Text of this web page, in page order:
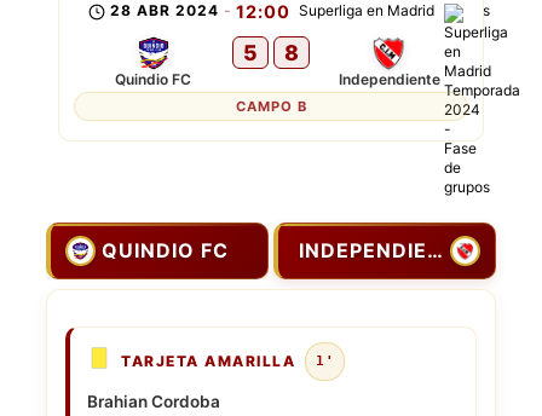
Superliga en Madrid
28 ABR 2024 - 12:00
Quindio FC
5 8
Independiente
CAMPO B
QUINDIO FC INDEPENDIENTE
TARJETA AMARILLA 1'
Brahian Cordoba